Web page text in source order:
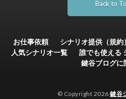
Back to
お仕事依頼 シナリオ提供（規約
人気シナリオ一覧
誰でも使える
鍵谷ブログに
© Copyright 2026鍵谷